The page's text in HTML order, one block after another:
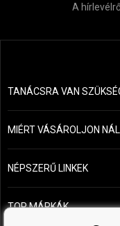
A
TANÁCSRA VAN
MIÉRT VÁSÁROLJON
Általános
Személyes
Fizetési
Áru
NÉPSZERŰ LINKEK
TOP MÁRKÁK